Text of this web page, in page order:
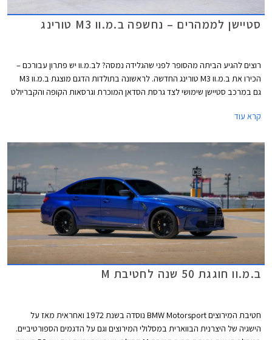
סטיישן לממהרים – נחשפה ב.מ.וו M3 טורינג
רוצים להגיע הביתה מהסופר לפני שהגלידה נמסה? לב.מ.וו יש פתרון עבורכם –
הכירו את ב.מ.וו M3 טורינג החדשה. לראשונה בתולדות הדגם מוצגת ב.מ.וו M3
גם במרכב סטיישן שימושי לצד גרסת הסדאן המוכרת וגרסאות הקופה והקבריולט
הסטיישן עד כדי כך שאאודי מציעה את RS4 בתצורת אוונט (סטיישן) בלבד.
קרא עוד
ב.מ.וו חוגגת 50 שנה לחטיבת M
חטיבת המירוצים BMW Motorsport נוסדה בשנת 1972 ואחראית מאז על
הישגיה של היצרנית הבווארית במסלולי המירוצים וגם על הדגמים הספורטיביים.